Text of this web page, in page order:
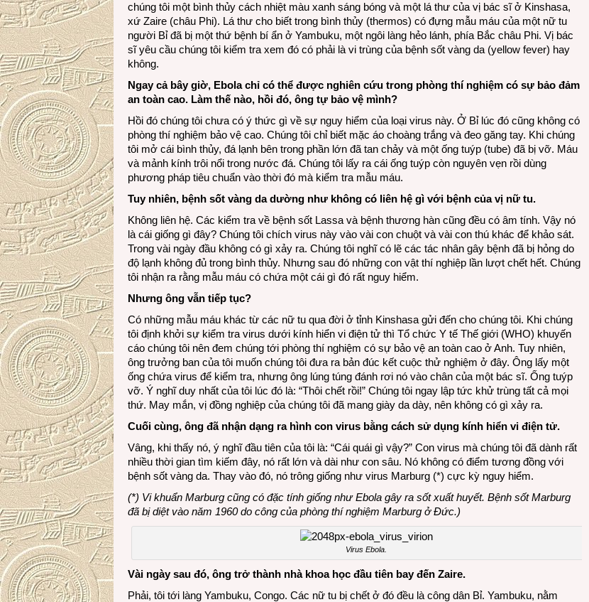
chúng tôi một bình thủy cách nhiệt màu xanh sáng bóng và một lá thư của vị bác sĩ ở Kinshasa,
xứ Zaire (châu Phi). Lá thư cho biết trong bình thủy (thermos) có đựng mẫu máu của một nữ tu
người Bỉ đã bị một thứ bệnh bí ẩn ở Yambuku, một ngôi làng hẻo lánh, phía Bắc châu Phi. Vị bác
sĩ yêu cầu chúng tôi kiểm tra xem đó có phải là vi trùng của bệnh sốt vàng da (yellow fever) hay
không.
Ngay cả bây giờ, Ebola chỉ có thể được nghiên cứu trong phòng thí nghiệm có sự bảo đảm
an toàn cao. Làm thế nào, hồi đó, ông tự bảo vệ mình?
Hồi đó chúng tôi chưa có ý thức gì về sự nguy hiểm của loại virus này. Ở Bỉ lúc đó cũng không có
phòng thí nghiệm bảo vệ cao. Chúng tôi chỉ biết mặc áo choàng trắng và đeo găng tay. Khi chúng
tôi mở cái bình thủy, đá lạnh bên trong phần lớn đã tan chảy và một ống tuýp (tube) đã bị vỡ. Máu
và mảnh kính trôi nổi trong nước đá. Chúng tôi lấy ra cái ống tuýp còn nguyên vẹn rồi dùng
phương pháp tiêu chuẩn vào thời đó mà kiểm tra mẫu máu.
Tuy nhiên, bệnh sốt vàng da dường như không có liên hệ gì với bệnh của vị nữ tu.
Không liên hệ. Các kiểm tra về bệnh sốt Lassa và bệnh thương hàn cũng đều có âm tính. Vậy nó
là cái giống gì đây? Chúng tôi chích virus này vào vài con chuột và vài con thú khác để khảo sát.
Trong vài ngày đầu không có gì xảy ra. Chúng tôi nghĩ có lẽ các tác nhân gây bệnh đã bị hỏng do
độ lạnh không đủ trong bình thủy. Nhưng sau đó những con vật thí nghiệp lần lượt chết hết. Chúng
tôi nhận ra rằng mẫu máu có chứa một cái gì đó rất nguy hiểm.
Nhưng ông vẫn tiếp tục?
Có những mẫu máu khác từ các nữ tu qua đời ở tỉnh Kinshasa gửi đến cho chúng tôi. Khi chúng
tôi định khởi sự kiểm tra virus dưới kính hiển vi điện tử thì Tổ chức Y tế Thế giới (WHO) khuyến
cáo chúng tôi nên đem chúng tới phòng thí nghiệm có sự bảo vệ an toàn cao ở Anh. Tuy nhiên,
ông trưởng ban của tôi muốn chúng tôi đưa ra bản đúc kết cuộc thử nghiệm ở đây. Ông lấy một
ống chứa virus để kiểm tra, nhưng ông lúng túng đánh rơi nó vào chân của một bác sĩ. Ống tuýp
vỡ. Ý nghĩ duy nhất của tôi lúc đó là: “Thôi chết rồi!” Chúng tôi ngay lập tức khử trùng tất cả mọi
thứ. May mắn, vị đồng nghiệp của chúng tôi đã mang giày da dày, nên không có gì xảy ra.
Cuối cùng, ông đã nhận dạng ra hình con virus bằng cách sử dụng kính hiển vi điện tử.
Vâng, khi thấy nó, ý nghĩ đầu tiên của tôi là: “Cái quái gì vậy?” Con virus mà chúng tôi đã dành rất
nhiều thời gian tìm kiếm đây, nó rất lớn và dài như con sâu. Nó không có điểm tương đồng với
bệnh sốt vàng da. Thay vào đó, nó trông giống như virus Marburg (*) cực kỳ nguy hiểm.
(*) Vi khuẩn Marburg cũng có đặc tính giống như Ebola gây ra sốt xuất huyết. Bệnh sốt Marburg
đã bị diệt vào năm 1960 do công của phòng thí nghiệm Marburg ở Đức.)
Virus Ebola.
Vài ngày sau đó, ông trở thành nhà khoa học đầu tiên bay đến Zaire.
Phải, tôi tới làng Yambuku, Congo. Các nữ tu bị chết ở đó đều là công dân Bỉ. Yambuku, nằm